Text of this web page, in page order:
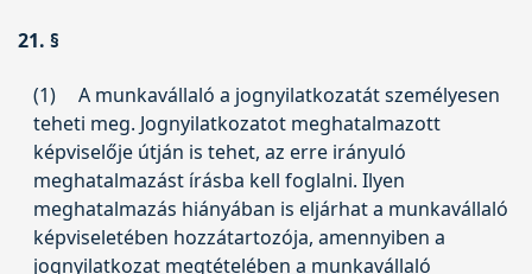
21. §
(1)
A munkavállaló a jognyilatkozatát személyesen
teheti meg. Jognyilatkozatot meghatalmazott
képviselője útján is tehet, az erre irányuló
meghatalmazást írásba kell foglalni. Ilyen
meghatalmazás hiányában is eljárhat a munkavállaló
képviseletében hozzátartozója, amennyiben a
jognyilatkozat megtételében a munkavállaló